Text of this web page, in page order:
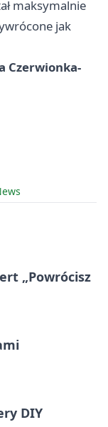
maksymalnie
jak
Czerwionka-
„Powrócisz
DIY